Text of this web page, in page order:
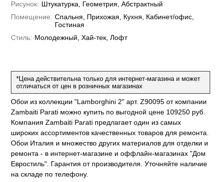
Галлинара
Нисида
Каволли
Стромболи
Спектрум Макс
Спектрум Тренд
Спектрум Плюс
Гави
Спектрум Только
Спектрум Про
Пальмария
Спектрум Бокс
Xenia
Bella
Carrara 3
Бернардо Барталуччи Красный
Габриэлла
Бриджида
Коко
Бруно Зофф
Silver
Алессандро Аллори
Арджано
Четыре сезона
Барбара
Джорджио
Elisa
Mainz
Рагионе
Дукале
Fipar
Azzurra
Colori Del Sole
Felicita
Бернардо Барталуччи Синий
Беатрис
Чезара
Палаззо
Легенда
Marburg
Kumano
City Glow
Touch
Wisper
Boho
Chatelaine
Sherlock
Riva
Salsa
Florentine III
Grandeco
Prisma
La Storia
Wiganford
Рисунок: Штукатурка, Геометрия, Абстрактный
Помещение: Спальня, Прихожая, Кухня, Кабинет/офис,
Гостиная
Стиль: Молодежный, Хай-тек, Лофт
*Цена действительна только для интернет-магазина и может
отличаться от цен в розничных магазинах
Обои из коллекции "Lamborghini 2" арт. Z90095 от компании
Zambaiti Parati можно купить по выгодной цене 109250 руб.
Компания Zambaiti Parati предлагает один из самых
широких ассортиментов качественных товаров для ремонта.
Обои Италия и множество других материалов для отделки и
ремонта - в интернет-магазине и оффлайн-магазинах "Дом
Евростиль". Гарантия от производителя. Уточняйте наличие
на складе по телефону.